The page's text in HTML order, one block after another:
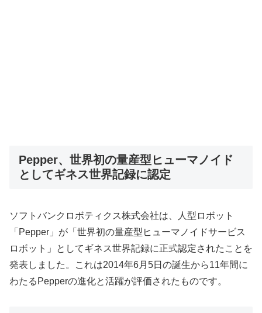
Pepper、世界初の量産型ヒューマノイド
としてギネス世界記録に認定
ソフトバンクロボティクス株式会社は、人型ロボット
「Pepper」が「世界初の量産型ヒューマノイドサービス
ロボット」としてギネス世界記録に正式認定されたことを
発表しました。これは2014年6月5日の誕生から11年間に
わたるPepperの進化と活躍が評価されたものです。